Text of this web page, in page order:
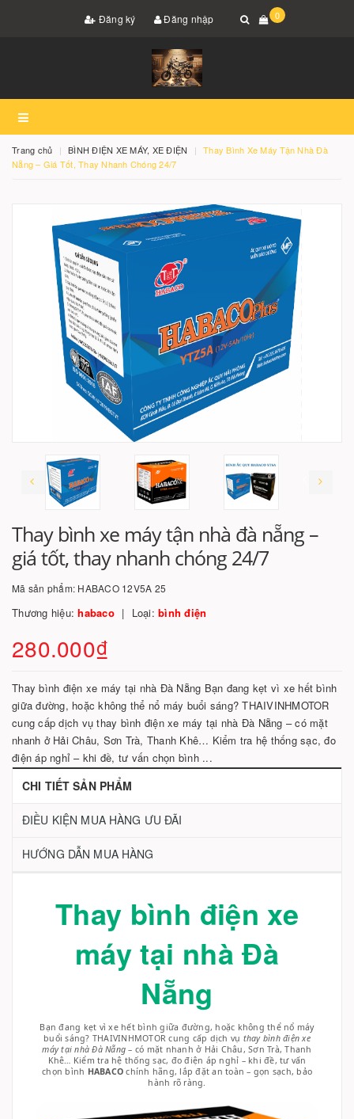
Đăng ký Đăng nhập 0
Trang chủ BÌNH ĐIỆN XE MÁY, XE ĐIỆN
Thay Bình Xe Máy Tận Nhà Đà
Nẵng – Giá Tốt, Thay Nhanh Chóng 24/7
Thay bình xe máy tận nhà đà nẵng –
giá tốt, thay nhanh chóng 24/7
Mã sản phẩm: HABACO 12V5A 25
Thương hiệu:habaco Loại: bình điện
280.000₫
Thay bình điện xe máy tại nhà Đà Nẵng Bạn đang kẹt vì xe hết bình
giữa đường, hoặc không thể nổ máy buổi sáng? THAIVINHMOTOR
cung cấp dịch vụ thay bình điện xe máy tại nhà Đà Nẵng – có mặt
nhanh ở Hải Châu, Sơn Trà, Thanh Khê… Kiểm tra hệ thống sạc, đo
điện áp nghỉ – khi đề, tư vấn chọn bình ...
CHI TIẾT SẢN PHẨM
ĐIỀU KIỆN MUA HÀNG ƯU ĐÃI
HƯỚNG DẪN MUA HÀNG
Thay bình điện xe
máy tại nhà Đà
Nẵng
Bạn đang kẹt vì xe hết bình giữa đường, hoặc không thể nổ máy
buổi sáng? THAIVINHMOTOR cung cấp dịch vụ thay bình điện xe
máy tại nhà Đà Nẵng – có mặt nhanh ở Hải Châu, Sơn Trà, Thanh
Khê… Kiểm tra hệ thống sạc, đo điện áp nghỉ – khi đề, tư vấn
chọn bình HABACO chính hãng, lắp đặt an toàn – gọn sạch, bảo
hành rõ ràng.